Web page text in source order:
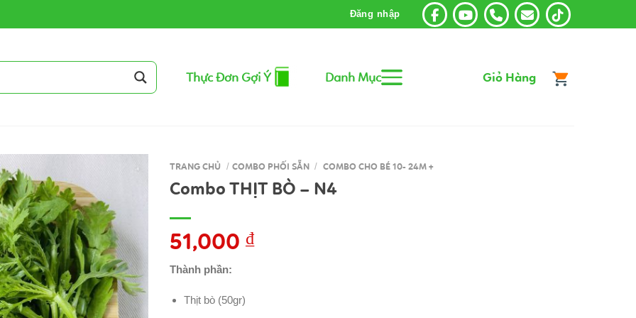
Đăng nhập
Thực Đơn Gợi Ý Danh Mục Giỏ Hàng
TRANG CHỦ / COMBO PHỐI SẴN / COMBO CHO BÉ 10- 24M +
Combo THỊT BÒ – N4
51,000 ₫
Thành phần:
Thịt bò (50gr)